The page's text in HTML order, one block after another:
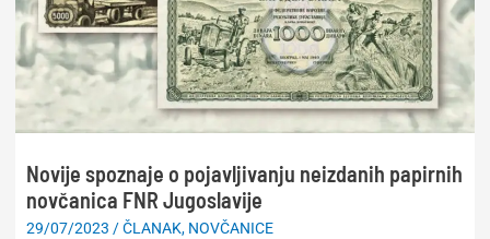
Novije spoznaje o pojavljivanju neizdanih papirnih
novčanica FNR Jugoslavije
29/07/2023/ČLANAK, NOVČANICE